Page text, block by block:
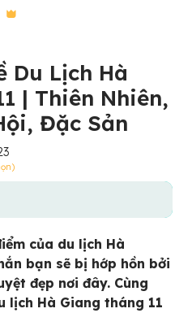
Du Lịch Hà
| Thiên Nhiên,
Đặc Sản
của du lịch Hà
bạn sẽ bị hớp hồn bởi
đẹp nơi đây. Cùng
lịch Hà Giang tháng 11